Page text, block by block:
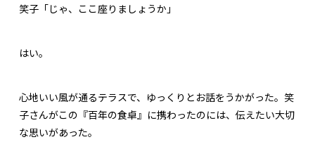
笑子「じゃ、ここ座りましょうか」
はい。
心地いい風が通るテラスで、ゆっくりとお話をうかがった。笑
子さんがこの『百年の食卓』に携わったのには、伝えたい大切
な思いがあった。